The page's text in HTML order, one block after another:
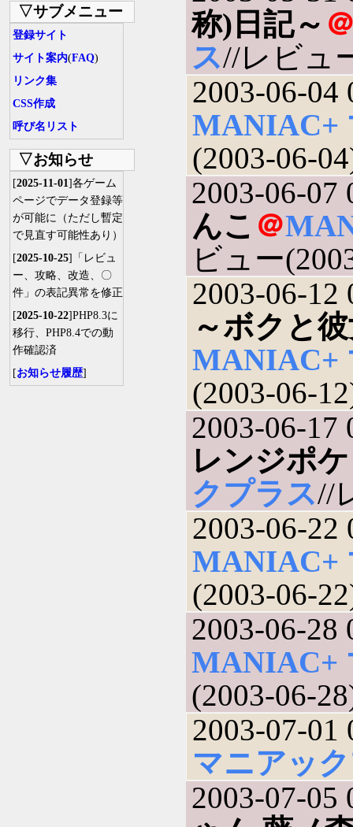
▽サブメニュー
登録サイト
サイト案内(FAQ)
リンク集
CSS作成
呼び名リスト
▽お知らせ
[2025-11-01]各ゲーム
ページでデータ登録等
が可能に（ただし暫定
で見直す可能性あり）
[2025-10-25]「レビュ
ー、攻略、改造、〇
件」の表記異常を修正
[2025-10-22]PHP8.3に
移行、PHP8.4での動
作確認済
[お知らせ履歴]
称)日記～
ス//レビュ
2003-06-04
MANIAC+
(2003-06-
2003-06-07
んこ ＠
ビュー
2003-06-12
～ボクと
MANIAC+
(2003-06-
2003-06-17
レンジポ
クプラス//
2003-06-22
MANIAC+
(2003-06-
2003-06-28
MANIAC+
(2003-06-
2003-07-01
マニアッ
2003-07-05